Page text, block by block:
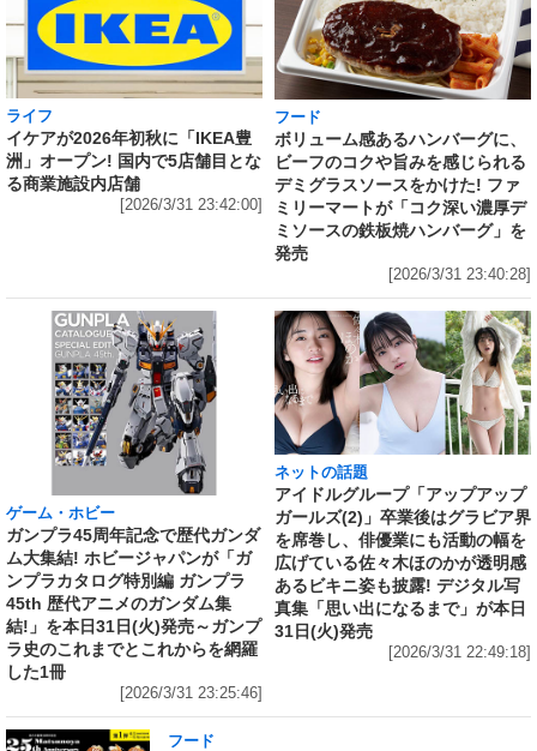
ライフ
イケアが2026年初秋に「IKEA豊
洲」オープン! 国内で5店舗目とな
る商業施設内店舗
[2026/3/31 23:42:00]
フード
ボリューム感あるハンバーグに、
ビーフのコクや旨みを感じられる
デミグラスソースをかけた! ファ
ミリーマートが「コク深い濃厚デ
ミソースの鉄板焼ハンバーグ」を
発売
[2026/3/31 23:40:28]
ゲーム・ホビー
ガンプラ45周年記念で歴代ガンダ
ム大集結! ホビージャパンが「ガ
ンプラカタログ特別編 ガンプラ
45th 歴代アニメのガンダム集
結!」を本日31日(火)発売～ガンプ
ラ史のこれまでとこれからを網羅
した1冊
[2026/3/31 23:25:46]
ネットの話題
アイドルグループ「アップアップ
ガールズ(2)」卒業後はグラビア界
を席巻し、俳優業にも活動の幅を
広げている佐々木ほのかが透明感
あるビキニ姿も披露! デジタル写
真集「思い出になるまで」が本日
31日(火)発売
[2026/3/31 22:49:18]
フード